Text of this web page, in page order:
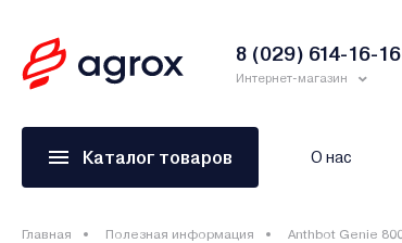
8 (029) 614-16-16
Интернет-магазин
Каталог товаров О нас
Главная Полезная информация Anthbot Genie